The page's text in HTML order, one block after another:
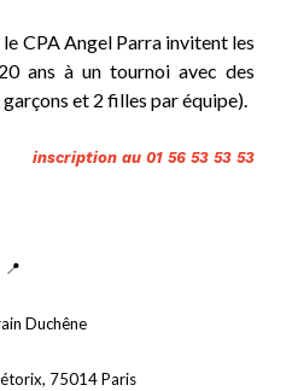
CPA Angel Parra invitent les
ans à un tournoi avec des
et 2 filles par équipe).
inscription au 01 56 53 53 53
📍
Duchêne
75014 Paris